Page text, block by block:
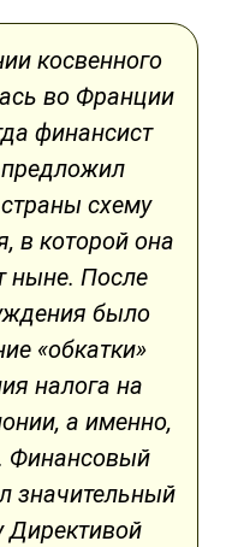
косвенного
во Франции
финансист
схему
в которой она
ныне. После
было
«обкатки»
налога на
а именно,
Финансовый
значительный
Директивой